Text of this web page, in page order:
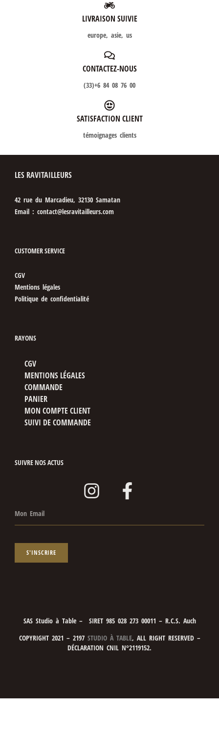
LIVRAISON SUIVIE
europe, asie, us
CONTACTEZ-NOUS
(33)+6 84 08 76 00
SATISFACTION CLIENT
témoignages clients
LES RAVITAILLEURS
42 rue du Marcadieu, 32130 Samatan
Email : contact@lesravitailleurs.com
CUSTOMER SERVICE
CGV
Mentions légales
Politique de confidentialité
RAYONS
CGV
MENTIONS LÉGALES
COMMANDE
PANIER
MON COMPTE CLIENT
SUIVI DE COMMANDE
SUIVRE NOS ACTUS
S'INSCRIRE
SAS Studio à Table – SIRET 985 028 273 00011 – R.C.S. Auch
COPYRIGHT 2021 – 2197STUDIO À TABLE, ALL RIGHT RESERVED –
DÉCLARATION CNIL N°2119152.